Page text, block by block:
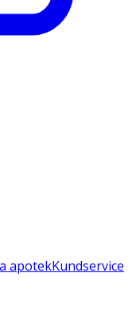
apotekKundservice